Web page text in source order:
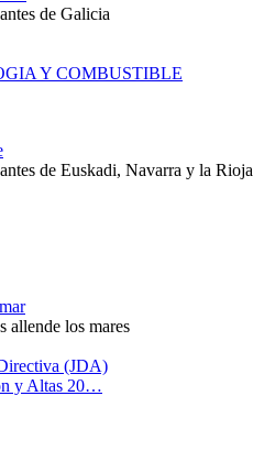
de Galicia
Y COMBUSTIBLE
de Euskadi, Navarra y la Rioja
allende los mares
(JDA)
y Altas 20…